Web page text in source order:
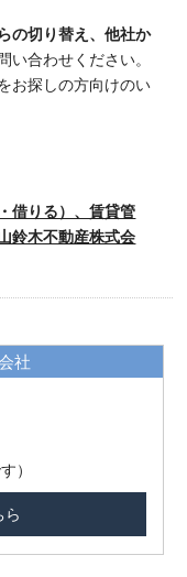
の切り替え、他社か
い合わせください。
お探しの方向けのい
借りる）、賃貸管
鈴木不動産株式会
社
）
ら